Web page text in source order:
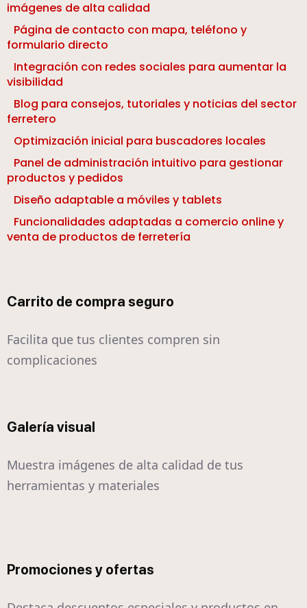
imágenes de alta calidad
Página de contacto con mapa, teléfono y
formulario directo
Integración con redes sociales para aumentar la
visibilidad
Blog para consejos, tutoriales y noticias del sector
ferretero
Optimización inicial para buscadores locales
Panel de administración intuitivo para gestionar
productos y pedidos
Diseño adaptable a móviles y tablets
Funcionalidades adaptadas a comercio online y
venta de productos de ferretería
Carrito de compra seguro
Facilita que tus clientes compren sin
complicaciones
Galería visual
Muestra imágenes de alta calidad de tus
herramientas y materiales
Promociones y ofertas